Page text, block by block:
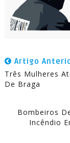
Artigo
Três Mulheres
De Braga
Bombeiros
Incêndio